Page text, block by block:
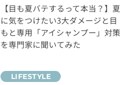
【目も夏バテするって本当？】夏
に気をつけたい3大ダメージと目
もと専用「アイシャンプー」対策
を専門家に聞いてみた